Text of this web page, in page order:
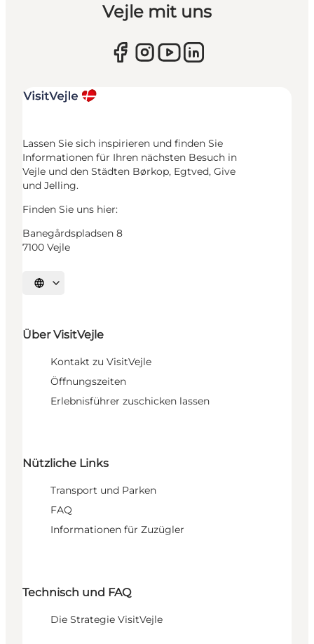
Vejle mit uns
Lassen Sie sich inspirieren und finden Sie
Informationen für Ihren nächsten Besuch in
Vejle und den Städten Børkop, Egtved, Give
und Jelling.
Finden Sie uns hier:
Banegårdspladsen 8
7100 Vejle
Sprache auswählen
Über VisitVejle
Kontakt zu VisitVejle
Öffnungszeiten
Erlebnisführer zuschicken lassen
Nützliche Links
Transport und Parken
FAQ
Informationen für Zuzügler
Technisch und FAQ
Die Strategie VisitVejle